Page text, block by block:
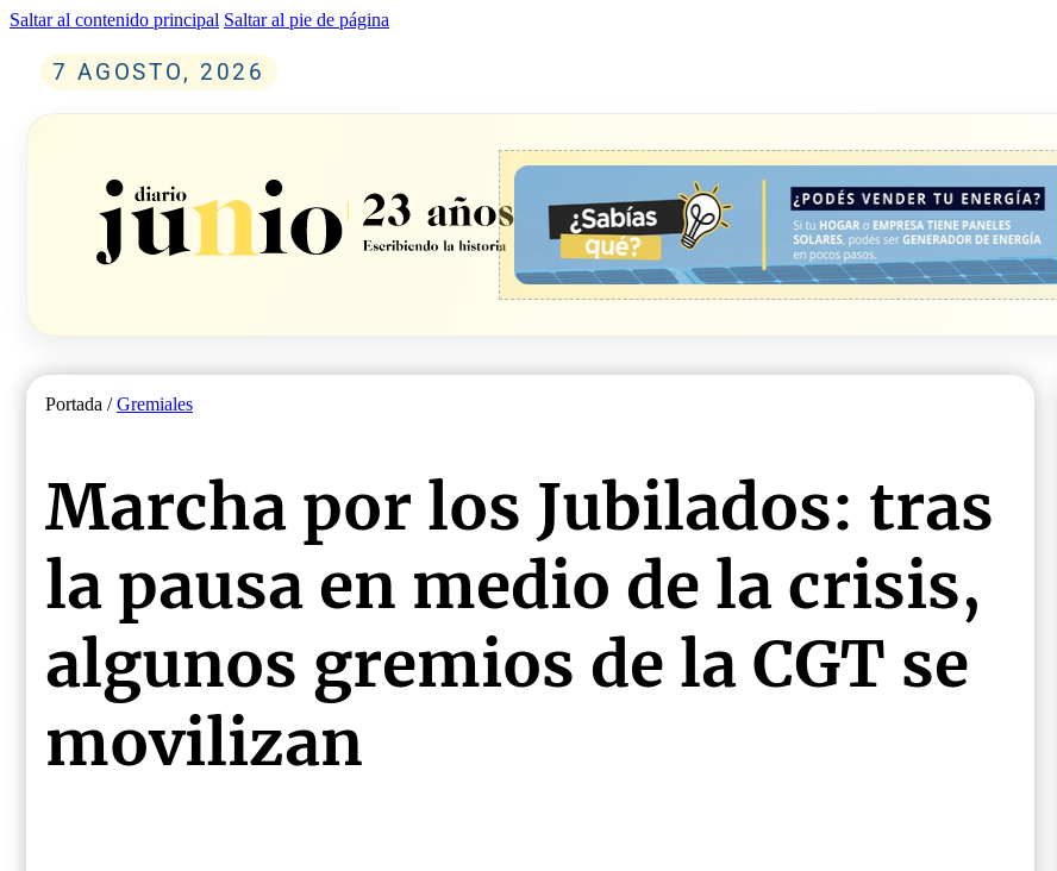
Saltar al contenido principal Saltar al pie de página
7 AGOSTO, 2026
Portada /Gremiales
Marcha por los Jubilados: tras
la pausa en medio de la crisis,
algunos gremios de la CGT se
movilizan